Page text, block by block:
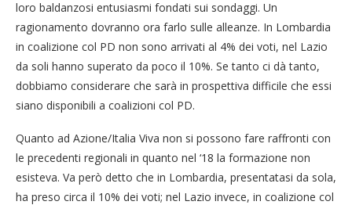
loro baldanzosi entusiasmi fondati sui sondaggi. Un
ragionamento dovranno ora farlo sulle alleanze. In Lombardia
in coalizione col PD non sono arrivati al 4% dei voti, nel Lazio
da soli hanno superato da poco il 10%. Se tanto ci dà tanto,
dobbiamo considerare che sarà in prospettiva difficile che essi
siano disponibili a coalizioni col PD.
Quanto ad Azione/Italia Viva non si possono fare raffronti con
le precedenti regionali in quanto nel ‘18 la formazione non
esisteva. Va però detto che in Lombardia, presentatasi da sola,
ha preso circa il 10% dei voti; nel Lazio invece, in coalizione col